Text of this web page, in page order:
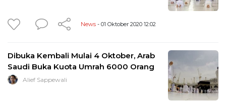
News - 01 Oktober 2020 12:02
Dibuka Kembali Mulai 4 Oktober, Arab
Saudi Buka Kuota Umrah 6000 Orang
Alief Sappewali